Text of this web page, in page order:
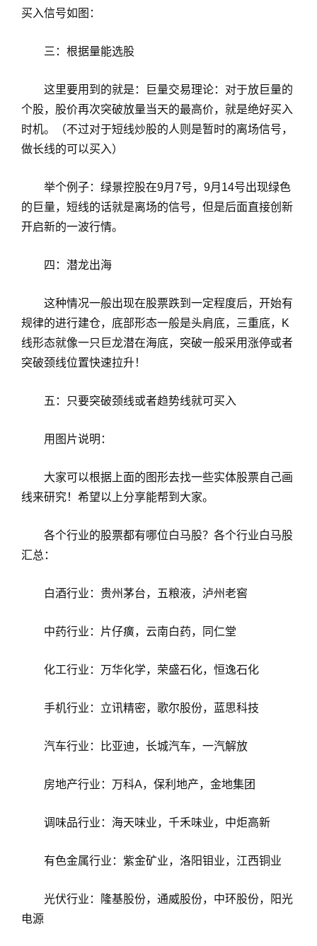
买入信号如图：
三：根据量能选股
这里要用到的就是：巨量交易理论：对于放巨量的
个股，股价再次突破放量当天的最高价，就是绝好买入
时机。（不过对于短线炒股的人则是暂时的离场信号，
做长线的可以买入）
举个例子：绿景控股在9月7号，9月14号出现绿色
的巨量，短线的话就是离场的信号，但是后面直接创新
开启新的一波行情。
四：潜龙出海
这种情况一般出现在股票跌到一定程度后，开始有
规律的进行建仓，底部形态一般是头肩底，三重底，K
线形态就像一只巨龙潜在海底，突破一般采用涨停或者
突破颈线位置快速拉升！
五：只要突破颈线或者趋势线就可买入
用图片说明：
大家可以根据上面的图形去找一些实体股票自己画
线来研究！希望以上分享能帮到大家。
各个行业的股票都有哪位白马股？各个行业白马股
汇总：
白酒行业：贵州茅台，五粮液，泸州老窖
中药行业：片仔癀，云南白药，同仁堂
化工行业：万华化学，荣盛石化，恒逸石化
手机行业：立讯精密，歌尔股份，蓝思科技
汽车行业：比亚迪，长城汽车，一汽解放
房地产行业：万科A，保利地产，金地集团
调味品行业：海天味业，千禾味业，中炬高新
有色金属行业：紫金矿业，洛阳钼业，江西铜业
光伏行业：隆基股份，通威股份，中环股份，阳光
电源